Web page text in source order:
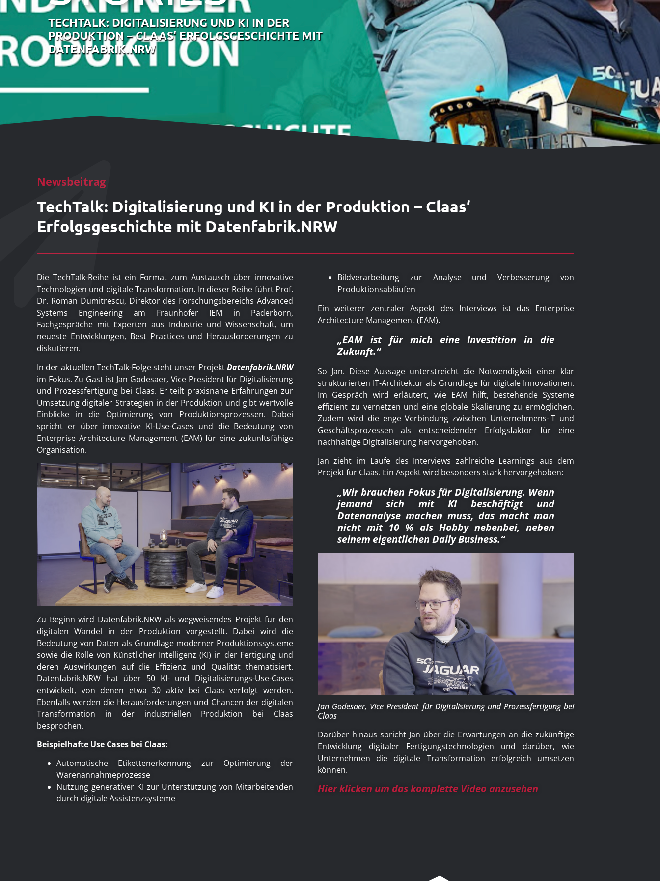
TECHTALK: DIGITALISIERUNG UND KI IN DER
PRODUKTION – CLAAS‘ ERFOLGSGESCHICHTE MIT
DATENFABRIK.NRW
Newsbeitrag
TechTalk: Digitalisierung und KI in der Produktion – Claas‘
Erfolgsgeschichte mit Datenfabrik.NRW
Die TechTalk-Reihe ist ein Format zum Austausch über innovative
Technologien und digitale Transformation. In dieser Reihe führt Prof.
Dr. Roman Dumitrescu, Direktor des Forschungsbereichs Advanced
Systems Engineering am Fraunhofer IEM in Paderborn,
Fachgespräche mit Experten aus Industrie und Wissenschaft, um
neueste Entwicklungen, Best Practices und Herausforderungen zu
diskutieren.
In der aktuellen TechTalk-Folge steht unser ProjektDatenfabrik.NRW
im Fokus. Zu Gast ist Jan Godesaer, Vice President für Digitalisierung
und Prozessfertigung bei Claas. Er teilt praxisnahe Erfahrungen zur
Umsetzung digitaler Strategien in der Produktion und gibt wertvolle
Einblicke in die Optimierung von Produktionsprozessen. Dabei
spricht er über innovative KI-Use-Cases und die Bedeutung von
Enterprise Architecture Management (EAM) für eine zukunftsfähige
Organisation.
Zu Beginn wird Datenfabrik.NRW als wegweisendes Projekt für den
digitalen Wandel in der Produktion vorgestellt. Dabei wird die
Bedeutung von Daten als Grundlage moderner Produktionssysteme
sowie die Rolle von Künstlicher Intelligenz (KI) in der Fertigung und
deren Auswirkungen auf die Effizienz und Qualität thematisiert.
Datenfabrik.NRW hat über 50 KI- und Digitalisierungs-Use-Cases
entwickelt, von denen etwa 30 aktiv bei Claas verfolgt werden.
Ebenfalls werden die Herausforderungen und Chancen der digitalen
Transformation in der industriellen Produktion bei Claas
besprochen.
Beispielhafte Use Cases bei Claas:
Automatische Etikettenerkennung zur Optimierung der
Warenannahmeprozesse
Nutzung generativer KI zur Unterstützung von Mitarbeitenden
durch digitale Assistenzsysteme
Bildverarbeitung zur Analyse und Verbesserung von
Produktionsabläufen
Ein weiterer zentraler Aspekt des Interviews ist das Enterprise
Architecture Management (EAM).
„EAM ist für mich eine Investition in die
Zukunft.“
So Jan. Diese Aussage unterstreicht die Notwendigkeit einer klar
strukturierten IT-Architektur als Grundlage für digitale Innovationen.
Im Gespräch wird erläutert, wie EAM hilft, bestehende Systeme
effizient zu vernetzen und eine globale Skalierung zu ermöglichen.
Zudem wird die enge Verbindung zwischen Unternehmens-IT und
Geschäftsprozessen als entscheidender Erfolgsfaktor für eine
nachhaltige Digitalisierung hervorgehoben.
Jan zieht im Laufe des Interviews zahlreiche Learnings aus dem
Projekt für Claas. Ein Aspekt wird besonders stark hervorgehoben:
„Wir brauchen Fokus für Digitalisierung. Wenn
jemand sich mit KI beschäftigt und
Datenanalyse machen muss, das macht man
nicht mit 10 % als Hobby nebenbei, neben
seinem eigentlichen Daily Business.“
Jan Godesaer, Vice President für Digitalisierung und Prozessfertigung bei
Claas
Darüber hinaus spricht Jan über die Erwartungen an die zukünftige
Entwicklung digitaler Fertigungstechnologien und darüber, wie
Unternehmen die digitale Transformation erfolgreich umsetzen
können.
Hier klicken um das komplette Video anzusehen